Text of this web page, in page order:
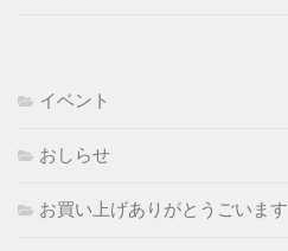
イベント
おしらせ
お買い上げありがとうごいます